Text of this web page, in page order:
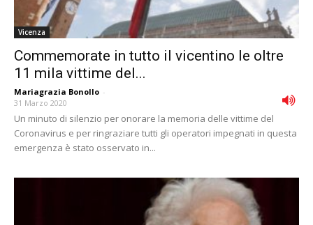
Vicenza
Commemorate in tutto il vicentino le oltre
11 mila vittime del...
Mariagrazia Bonollo -
31 Marzo 2020
Un minuto di silenzio per onorare la memoria delle vittime del
Coronavirus e per ringraziare tutti gli operatori impegnati in questa
emergenza è stato osservato in...